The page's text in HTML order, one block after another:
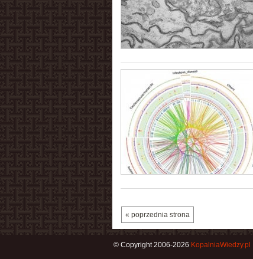
« poprzednia strona
© Copyright 2006-2026 KopalniaWiedzy.pl